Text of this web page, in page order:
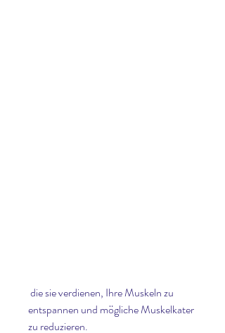
entspannen und mögliche Muskelkater
zu reduzieren.